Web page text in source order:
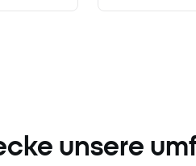
unsere